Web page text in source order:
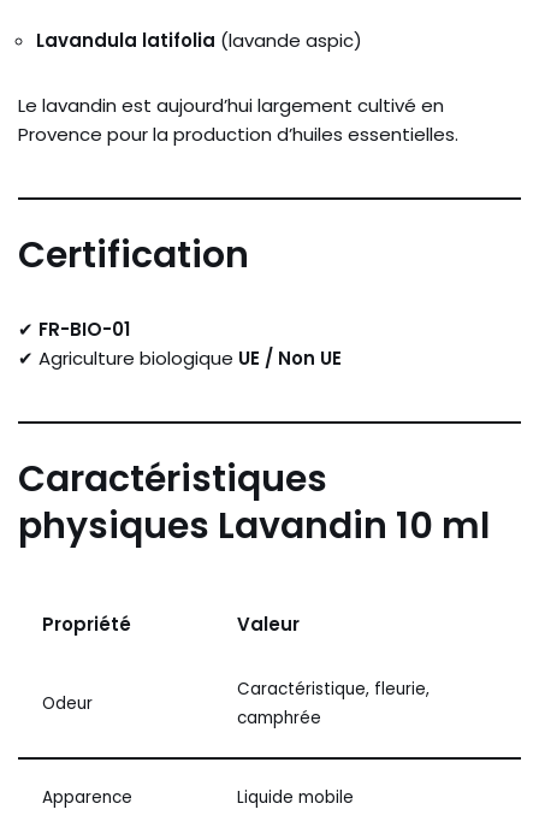
Lavandula latifolia (lavande aspic)
Le lavandin est aujourd’hui largement cultivé en
Provence pour la production d’huiles essentielles.
Certification
✔ FR-BIO-01
✔ Agriculture biologique UE / Non UE
Caractéristiques
physiques Lavandin 10 ml
Propriété Valeur
Odeur
Caractéristique, fleurie,
camphrée
Apparence Liquide mobile